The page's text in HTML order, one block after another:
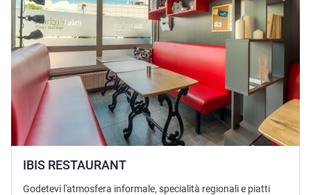
IBIS RESTAURANT
Godetevi l'atmosfera informale, specialità regionali e piatti